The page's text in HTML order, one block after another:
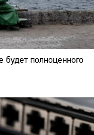
полноценного